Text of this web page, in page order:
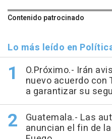
Contenido patrocinado
Lo más leído en
O.Próximo.- Irán
nuevo acuerdo con
a garantizar su
Guatemala.- Las
anuncian el fin de